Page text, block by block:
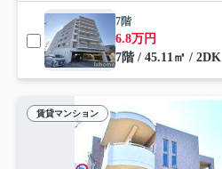
7階
6.8万円
7階 / 45.11㎡ / 2DK
賃貸マンション